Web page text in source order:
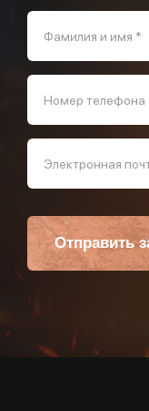
Фамилия и имя *
Номер телефона
Электронная
Отправить
Пользуясь данной